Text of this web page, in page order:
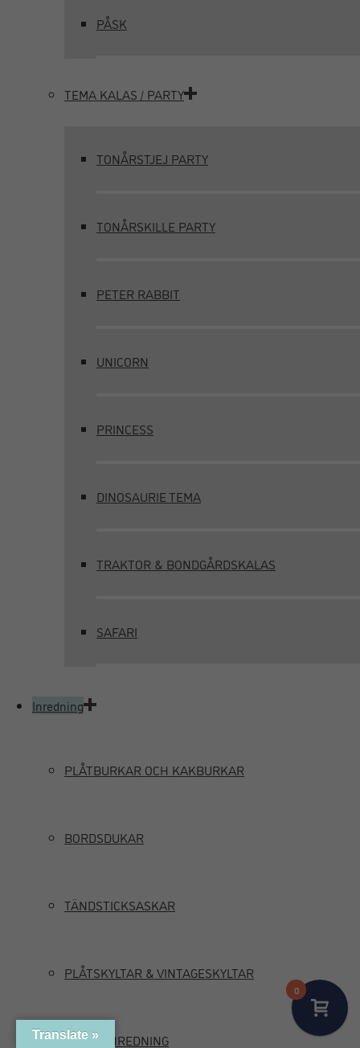
PÅSK
TEMA KALAS / PARTY
TONÅRSTJEJ PARTY
TONÅRSKILLE PARTY
PETER RABBIT
UNICORN
PRINCESS
DINOSAURIE TEMA
TRAKTOR & BONDGÅRDSKALAS
SAFARI
Inredning
PLÅTBURKAR OCH KAKBURKAR
BORDSDUKAR
TÄNDSTICKSASKAR
PLÅTSKYLTAR & VINTAGESKYLTAR
MARIN INREDNING
0
Translate »